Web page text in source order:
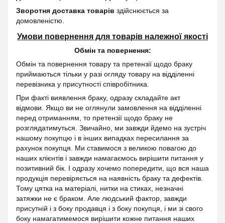
Зворотня доставка товарів здійснюється за
домовленістю.
Умови повернення для товарів належної якості
Обмін та повернення:
Обмін та повернення товару та претензії щодо браку
приймаються тільки у разі огляду товару на відділенні
перевізника у присутності співробітника.
При факті виявлення браку, одразу складайте акт
відмови. Якщо ви не оглянули замовлення на відділенні
перед отриманням, то претензії щодо браку не
розглядатимуться. Звичайно, ми завжди йдемо на зустріч
нашому покупцю і в інших випадках пересилання за
рахунок покупця. Ми ставимося з великою повагою до
наших клієнтів і завжди намагаємось вирішити питання у
позитивний бік. І одразу хочемо попередити, що вся наша
продукція перевіряється на наявність браку та дефектів.
Тому цятка на матеріалі, нитки на стиках, незначні
затяжки не є браком. Але людський фактор, завжди
присутній і з боку продавця і з боку покупця, і ми зі свого
боку намагатимемося вирішити кожне питання наших